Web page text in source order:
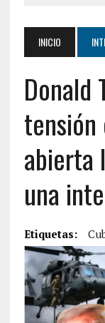
INICIO
Donald
tensión
abierta
una
Etiquetas: